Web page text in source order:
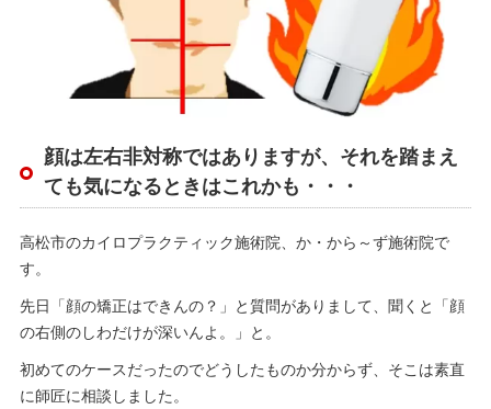
顔は左右非対称ではありますが、それを踏まえ
ても気になるときはこれかも・・・
高松市のカイロプラクティック施術院、か・から～ず施術院で
す。
先日「顔の矯正はできんの？」と質問がありまして、聞くと「顔
の右側のしわだけが深いんよ。」と。
初めてのケースだったのでどうしたものか分からず、そこは素直
に師匠に相談しました。